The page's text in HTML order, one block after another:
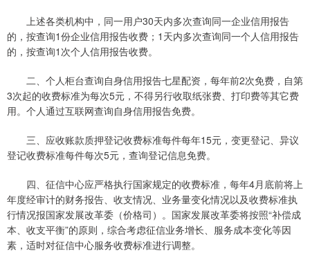
上述各类机构中，同一用户30天内多次查询同一企业信用报告
的，按查询1份企业信用报告收费；1天内多次查询同一个人信用报告
的，按查询1次个人信用报告收费。
二、个人柜台查询自身信用报告七星配资，每年前2次免费，自第
3次起的收费标准为每次5元，不得另行收取纸张费、打印费等其它费
用。个人通过互联网查询自身信用报告免费。
三、应收账款质押登记收费标准每件每年15元，变更登记、异议
登记收费标准每件每次5元，查询登记信息免费。
四、征信中心应严格执行国家规定的收费标准，每年4月底前将上
年度经审计的财务报告、收支情况、业务量变化情况以及收费标准执
行情况报国家发展改革委（价格司）。国家发展改革委将按照“补偿成
本、收支平衡”的原则，综合考虑征信业务增长、服务成本变化等因
素，适时对征信中心服务收费标准进行调整。